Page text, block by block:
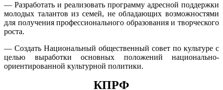
— Разработать и реализовать программу адресной поддержки
молодых талантовиз семей, не обладающихвозможностями
для получения профессионального образования и творческого
роста.
— Создать Национальный общественный совет по культуре с
целью выработки основных положений национально-
ориентированной культурной политики.
КПРФ